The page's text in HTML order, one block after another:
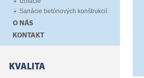
Sanácie betónových konštrukcií